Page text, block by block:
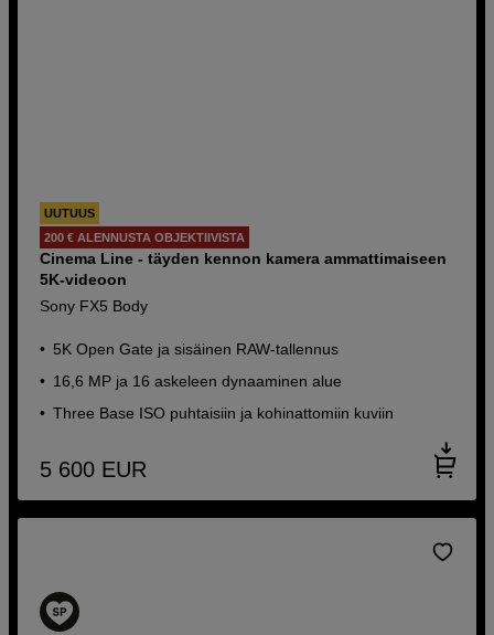
UUTUUS
200 € ALENNUSTA OBJEKTIIVISTA
Cinema Line - täyden kennon kamera ammattimaiseen
5K-videoon
Sony FX5 Body
5K Open Gate ja sisäinen RAW-tallennus
16,6 MP ja 16 askeleen dynaaminen alue
Three Base ISO puhtaisiin ja kohinattomiin kuviin
5 600 EUR